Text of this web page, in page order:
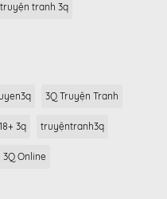
truyện tranh 3q
3Q Truyện Tranh
3q truyệntranh3q
Online